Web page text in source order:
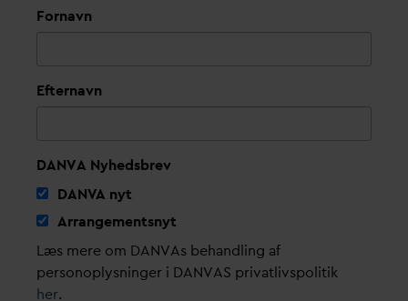
Fornavn
Efternavn
DANVA Nyhedsbrev
DANVA nyt
Arrangementsnyt
Læs mere om DANVAs behandling af
personoplysninger i DANVAS privatlivspolitik
her.